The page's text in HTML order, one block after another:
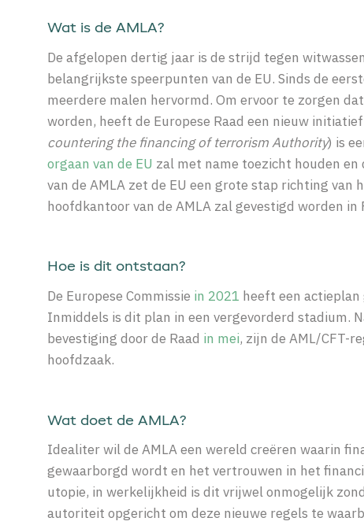
Wat is de AMLA?
De afgelopen dertig jaar is de strijd tegen
belangrijkste speerpunten van de EU. Sinds de
meerdere malen hervormd. Om ervoor te zorgen
worden, heeft de Europese Raad een nieuw
countering the financing of terrorism Authority) is
orgaan van de EU zal met name toezicht houden
van de AMLA zet de EU een grote stap richting
hoofdkantoor van de AMLA zal gevestigd worden
Hoe is dit ontstaan?
De Europese Commissie in 2021 heeft een actieplan
Inmiddels is dit plan in een vergevorderd stadium.
bevestiging door de Raad in mei, zijn de AML/CFT-
hoofdzaak.
Wat doet de AMLA?
Idealiter wil de AMLA een wereld creëren waarin
gewaarborgd wordt en het vertrouwen in het
utopie, in werkelijkheid is dit vrijwel onmogelijk
autoriteit opgericht om deze nieuwe regels te